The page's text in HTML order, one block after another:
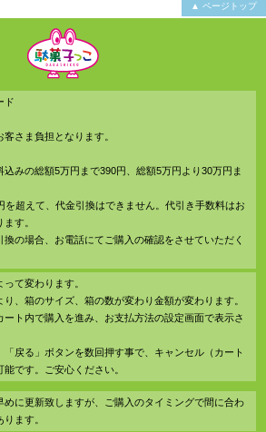
▲ ページトップ
ド
さま負担となります。
込みの総額5万円まで390円、総額5万円より30万円ま
超えて、代金引換はできません。代引き手数料はお
す。
換の場合、お電話にてご購入の確認をさせていただく
て変わります。
、箱のサイズ、箱の数が変わり金額が変わります。
ート内で購入を進み、お支払方法の設定画面で表示さ
「戻る」ボタンを数回押す事で、キャンセル（カート
です。ご安心ください。
めに更新致しますが、ご購入のタイミングで間に合わ
ます。